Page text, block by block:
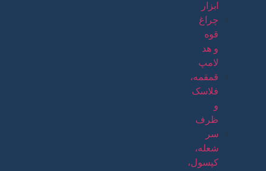
ابزار
چراغ
قوه
و هد
لامپ
قمقمه،
فلاسک
و
ظرف
سر
شعله،
کپسول،